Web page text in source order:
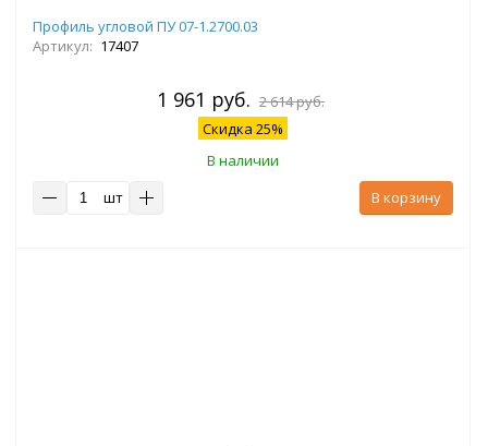
Профиль угловой ПУ 07-1.2700.03
Артикул: 17407
1 961 руб. 2 614 руб.
Скидка 25%
В наличии
шт
В корзину